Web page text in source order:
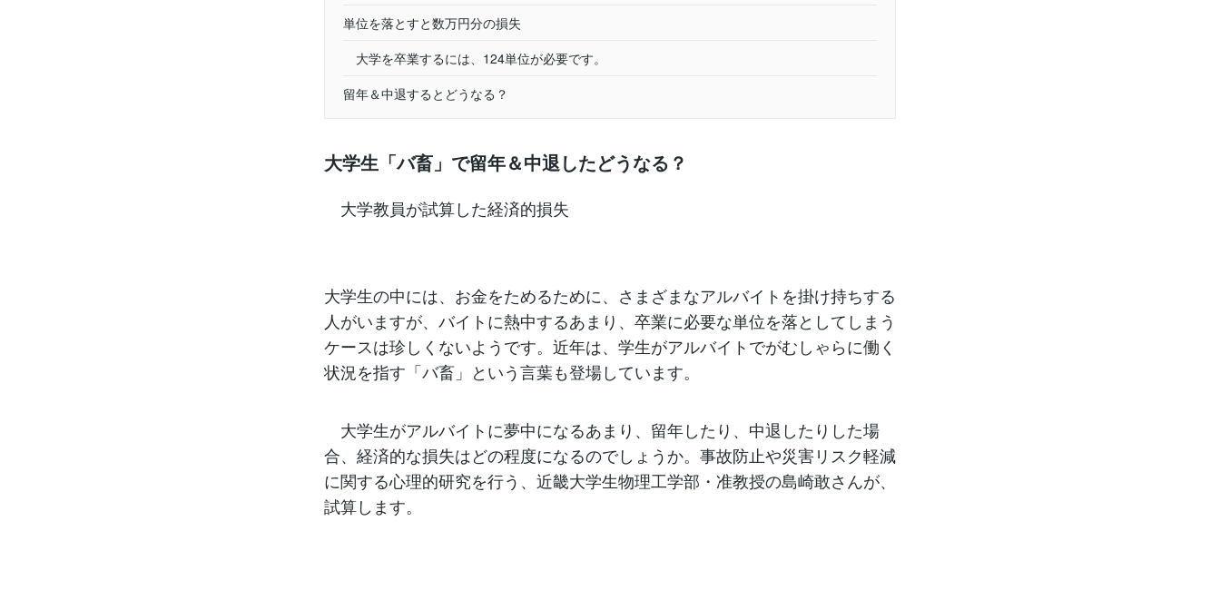
単位を落とすと数万円分の損失
大学を卒業するには、124単位が必要です。
留年＆中退するとどうなる？
大学生「バ畜」で留年＆中退したどうなる？
大学教員が試算した経済的損失
大学生の中には、お金をためるために、さまざまなアルバイトを掛け持ちする
人がいますが、バイトに熱中するあまり、卒業に必要な単位を落としてしまう
ケースは珍しくないようです。近年は、学生がアルバイトでがむしゃらに働く
状況を指す「バ畜」という言葉も登場しています。
大学生がアルバイトに夢中になるあまり、留年したり、中退したりした場
合、経済的な損失はどの程度になるのでしょうか。事故防止や災害リスク軽減
に関する心理的研究を行う、近畿大学生物理工学部・准教授の島崎敢さんが、
試算します。